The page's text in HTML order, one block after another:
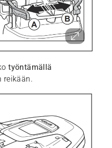
työntämällä
reikään.